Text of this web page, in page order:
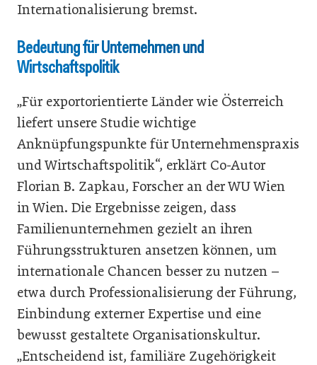
Internationalisierung bremst.
Bedeutung für Unternehmen und
Wirtschaftspolitik
„Für exportorientierte Länder wie Österreich
liefert unsere Studie wichtige
Anknüpfungspunkte für Unternehmenspraxis
und Wirtschaftspolitik“, erklärt Co-Autor
Florian B. Zapkau, Forscher an der WU Wien
in Wien. Die Ergebnisse zeigen, dass
Familienunternehmen gezielt an ihren
Führungsstrukturen ansetzen können, um
internationale Chancen besser zu nutzen –
etwa durch Professionalisierung der Führung,
Einbindung externer Expertise und eine
bewusst gestaltete Organisationskultur.
„Entscheidend ist, familiäre Zugehörigkeit